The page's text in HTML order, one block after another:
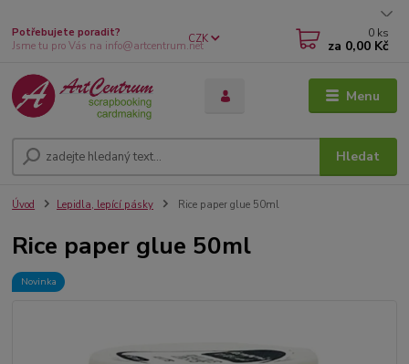
Menu
CZK
Hledat
Potřebujete poradit?
Jsme tu pro Vás na info@artcentrum.net
0 ks
za 0,00 Kč
Úvod Lepidla, lepící pásky Rice paper glue 50ml
Rice paper glue 50ml
Novinka